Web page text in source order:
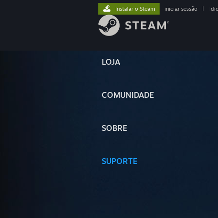
LOJA
COMUNIDADE
SOBRE
SUPORTE
Instalar o Steam iniciar sessão